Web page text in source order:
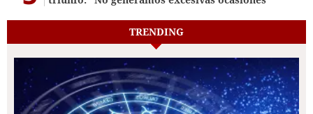
TRENDING